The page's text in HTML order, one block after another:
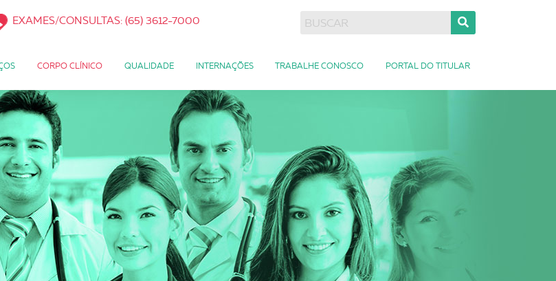
EXAMES/CONSULTAS:(65) 3612-7000
CORPO CLÍNICO QUALIDADE INTERNAÇÕES TRABALHE CONOSCO PORTAL DO TITULAR